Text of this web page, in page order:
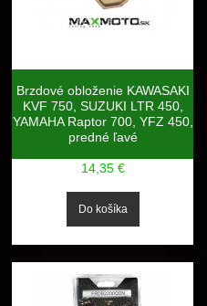
Brzdové obloženie KAWASAKI
KVF 750, SUZUKI LTR 450,
YAMAHA Raptor 700, YFZ 450,
predné ľavé
14,35 €